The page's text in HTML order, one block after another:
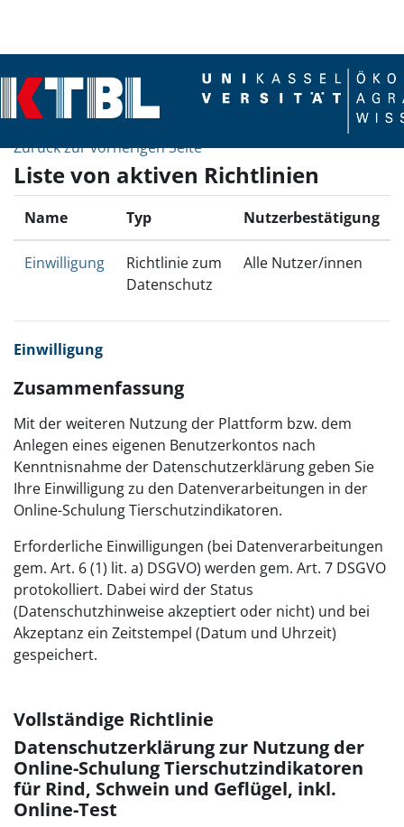
Zurück zur vorherigen Seite
Liste von aktiven Richtlinien
Name Typ Nutzerbestätigung
Einwilligung
Richtlinie zum
Datenschutz
Alle Nutzer/innen
Einwilligung
Zusammenfassung
Mit der weiteren Nutzung der Plattform bzw. dem
Anlegen eines eigenen Benutzerkontos nach
Kenntnisnahme der Datenschutzerklärung geben Sie
Ihre Einwilligung zu den Datenverarbeitungen in der
Online-Schulung Tierschutzindikatoren.
Erforderliche Einwilligungen (bei Datenverarbeitungen
gem. Art. 6 (1) lit. a) DSGVO) werden gem. Art. 7 DSGVO
protokolliert. Dabei wird der Status
(Datenschutzhinweise akzeptiert oder nicht) und bei
Akzeptanz ein Zeitstempel (Datum und Uhrzeit)
gespeichert.
Vollständige Richtlinie
Datenschutzerklärung zur Nutzung der
Online-Schulung Tierschutzindikatoren
für Rind, Schwein und Geflügel, inkl.
Online-Test